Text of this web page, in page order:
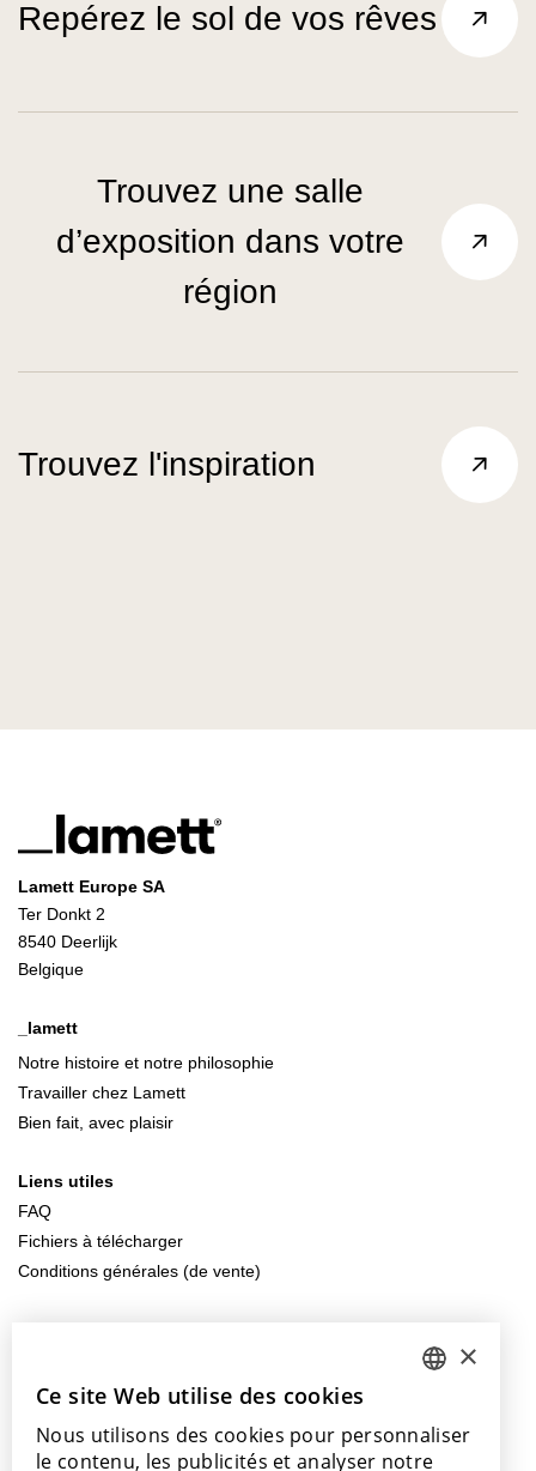
Repérez le sol de vos rêves
Trouvez une salle
d’exposition dans votre
région
Trouvez l'inspiration
Lamett Europe SA
Ter Donkt 2
8540 Deerlijk
Belgique
_lamett
Notre histoire et notre philosophie
Travailler chez Lamett
Bien fait, avec plaisir
Liens utiles
FAQ
Fichiers à télécharger
Conditions générales (de vente)
+32 56 77 45 15
Venez nous rendre visite
ENGLISH
×
Ce site Web utilise des cookies
Nous utilisons des cookies pour personnaliser
le contenu, les publicités et analyser notre